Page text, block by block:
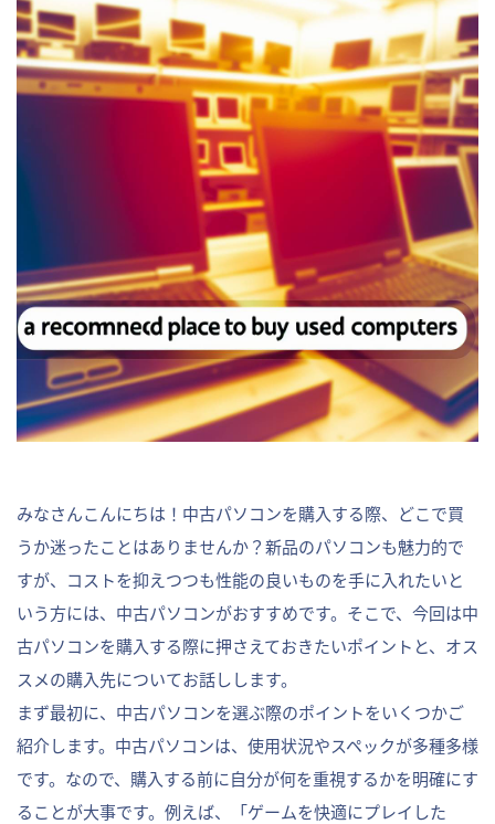
みなさんこんにちは！中古パソコンを購入する際、どこで買
うか迷ったことはありませんか？新品のパソコンも魅力的で
すが、コストを抑えつつも性能の良いものを手に入れたいと
いう方には、中古パソコンがおすすめです。そこで、今回は中
古パソコンを購入する際に押さえておきたいポイントと、オス
スメの購入先についてお話しします。
まず最初に、中古パソコンを選ぶ際のポイントをいくつかご
紹介します。中古パソコンは、使用状況やスペックが多種多様
です。なので、購入する前に自分が何を重視するかを明確にす
ることが大事です。例えば、「ゲームを快適にプレイした